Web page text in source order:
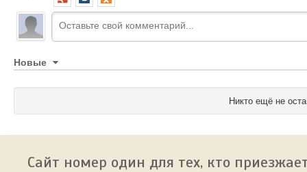
Новые
Никто ещё не
Сайт номер один для тех, кто